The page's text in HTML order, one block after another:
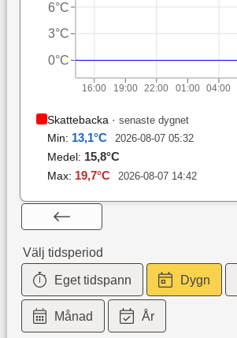
16:00 19:00 22:00 01:00 04:00
0°C
3°C
6°C
Skattebacka· senaste dygnet
Min: 13,1°C 2026-08-07 05:32
Medel: 15,8°C
Max: 19,7°C 2026-08-07 14:42
Välj tidsperiod
Eget tidspann Dygn
Månad År